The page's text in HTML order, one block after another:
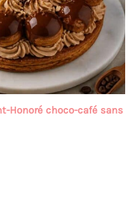
Honoré choco-café sans